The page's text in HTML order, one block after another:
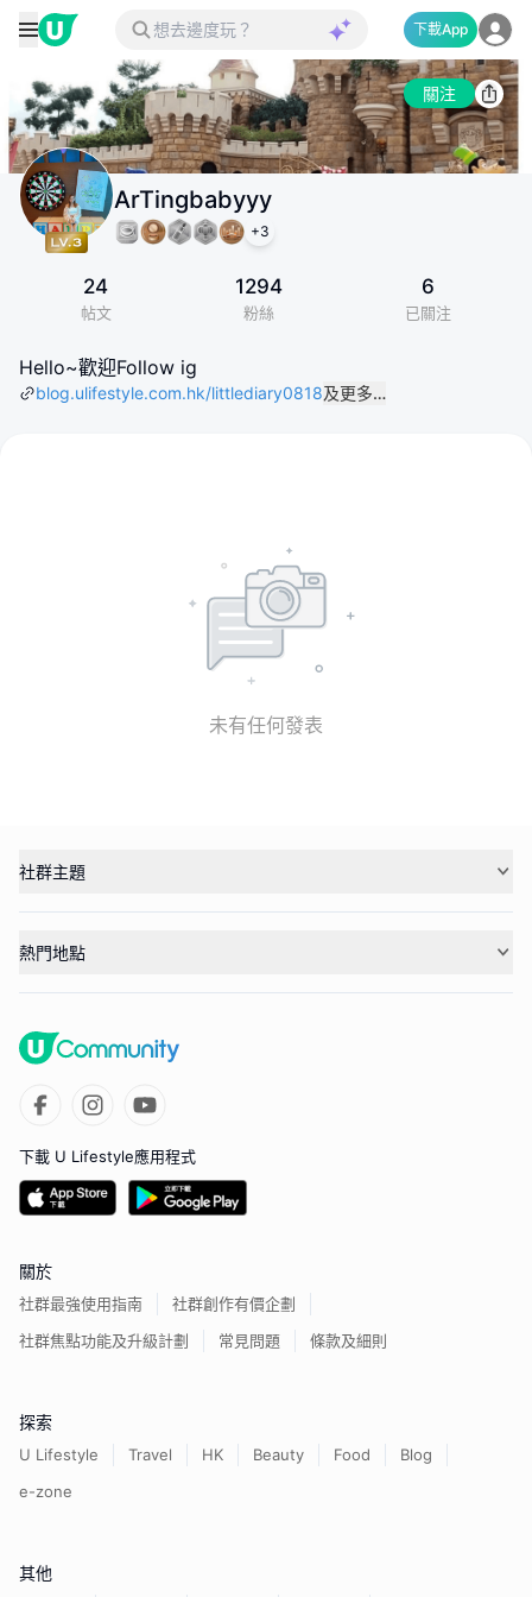
下載App
關注
ArTingbabyyy
+3
24
帖文
1294
粉絲
6
已關注
Hello~歡迎Follow ig
blog.ulifestyle.com.hk/littlediary0818及更多…
未有任何發表
社群主題
熱門地點
下載 U Lifestyle應用程式
關於
社群最強使用指南
社群創作有價企劃
社群焦點功能及升級計劃
常見問題 條款及細則
探索
U Lifestyle Travel HK Beauty Food
Blog
e-zone
其他